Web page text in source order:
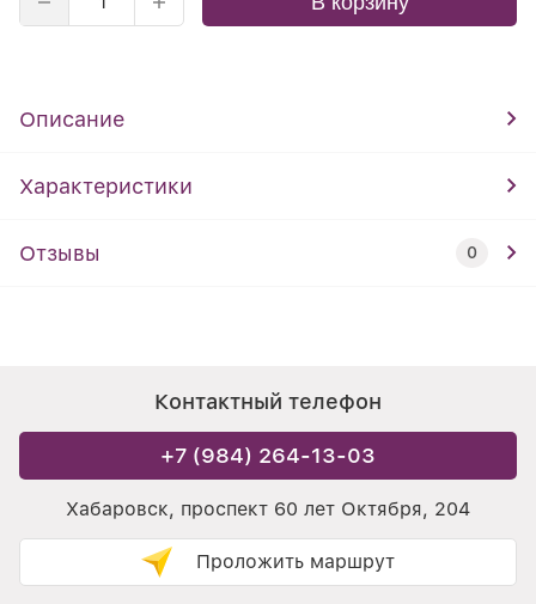
Описание
Характеристики
Отзывы 0
Контактный телефон
+7 (984) 264-13-03
Хабаровск, проспект 60 лет Октября, 204
Проложить маршрут